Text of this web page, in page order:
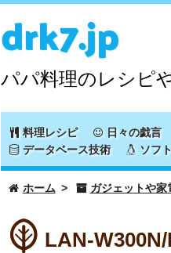
drk7.jp
パパ料理のレシピ
料理レシピ 日々の戯言
データベース技術
ソフ
ホーム ガジェットや家
LAN-